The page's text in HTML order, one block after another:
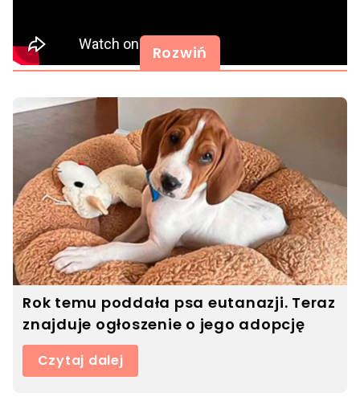
Rozwiń
Rok temu poddała psa eutanazji. Teraz
znajduje ogłoszenie o jego adopcję
Czytaj dalej